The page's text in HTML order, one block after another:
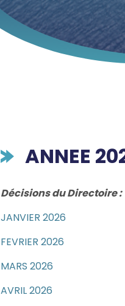
ANNEE
Décisions du Directoire :
JANVIER 2026
FEVRIER 2026
MARS 2026
AVRIL 2026